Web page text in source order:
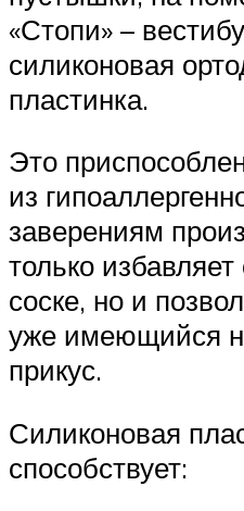
«Стопи» –
силиконовая
пластинка.
Это
из
заверениям
только
соске, но и
уже имеющийся
прикус.
Силиконовая
способствует: